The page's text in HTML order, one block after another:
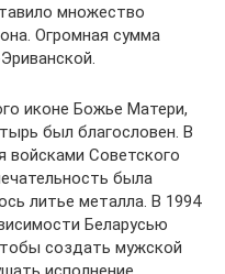
множество
Огромная сумма
иконе Божье Матери,
был благословен. В
войсками Советского
была
литье металла. В 1994
Беларусью
создать мужской